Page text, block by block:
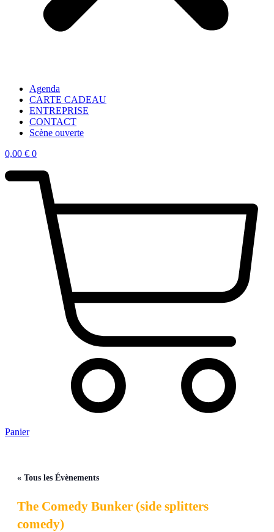
Agenda
CARTE CADEAU
ENTREPRISE
CONTACT
Scène ouverte
0,00 € 0
Panier
« Tous les Évènements
The Comedy Bunker (side splitters
comedy)